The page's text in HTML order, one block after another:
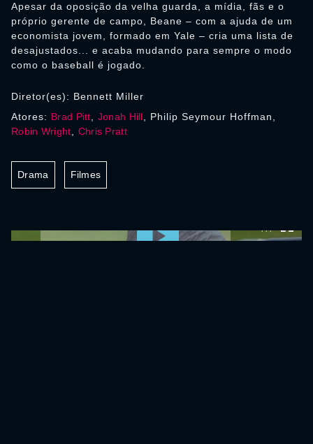
Apesar da oposição da velha guarda, a mídia, fãs e o
próprio gerente de campo, Beane – com a ajuda de um
economista jovem, formado em Yale – cria uma lista de
desajustados... e acaba mudando para sempre o modo
como o baseball é jogado.
Diretor(es): Bennett Miller
Atores: Brad Pitt Jonah Hill , Philip Seymour Hoffman,
Robin Wright
Chris Pratt
Drama Filmes